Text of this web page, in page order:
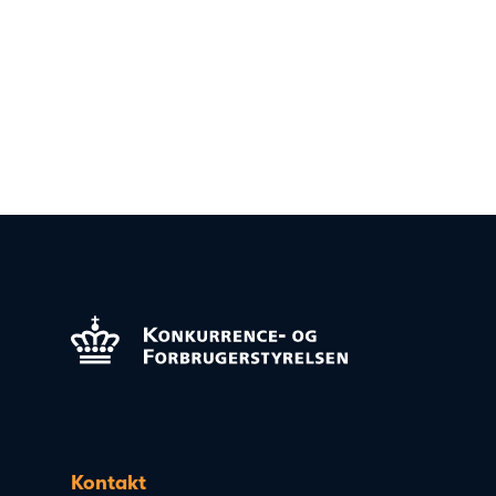
Kontakt